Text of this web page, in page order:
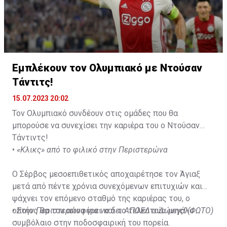
Εμπλέκουν τον Ολυμπιακό με Ντούσαν
Τάντιτς!
15.07.2023 20:02
Τον Ολυμπιακό συνδέουν στις ομάδες που θα
μπορούσε να συνεχίσει την καριέρα του ο Ντούσαν
Τάντιντς!
• «Κλικς» από το φιλικό στην Περιστερώνα
Ο Σέρβος μεσοεπιθετικός αποχαιρέτησε τον Άγιαξ
μετά από πέντε χρόνια συνεχόμενων επιτυχιών και
ψάχνει τον επόμενο σταθμό της καριέρας του, ο
οποίος θα του αποφέρει και το τελευταίο μεγάλο
συμβόλαιο στην ποδοσφαιρική του πορεία.
•Στην Περιστερώνα για να δει ΑΠΟΕΛ ο Δώνης! (ΦΩΤΟ)